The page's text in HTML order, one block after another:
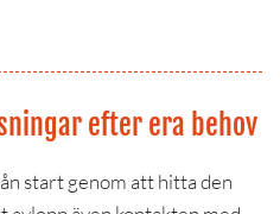
efter era behov
start genom att hitta den